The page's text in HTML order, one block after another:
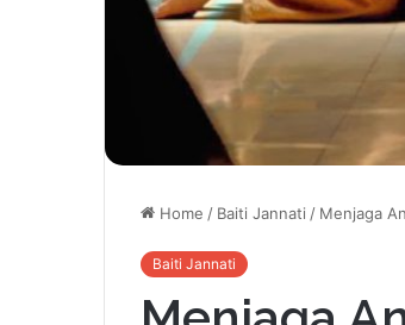
Home / Baiti Jannati / Menjaga
Baiti Jannati